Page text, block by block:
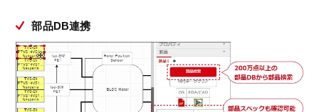
部品DB連携